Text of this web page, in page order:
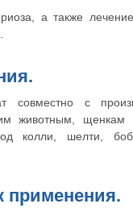
а также
совместно с
животным, щенкам
колли, шелти,
применения.